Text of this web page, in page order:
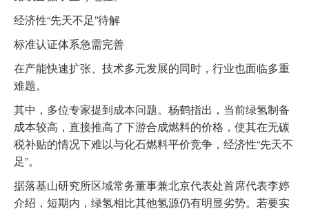
经济性“先天不足”待解
标准认证体系急需完善
在产能快速扩张、技术多元发展的同时，行业也面临多重
难题。
其中，多位专家提到成本问题。杨鹤指出，当前绿氢制备
成本较高，直接推高了下游合成燃料的价格，使其在无碳
税补贴的情况下难以与化石燃料平价竞争，经济性“先天不
足”。
据落基山研究所区域常务董事兼北京代表处首席代表李婷
介绍，短期内，绿氢相比其他氢源仍有明显劣势。若要实